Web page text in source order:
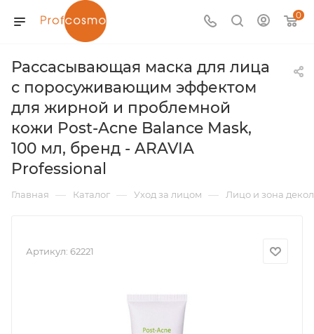
0
Рассасывающая маска для лица
с поросуживающим эффектом
для жирной и проблемной
кожи Post-Acne Balance Mask,
100 мл, бренд - ARAVIA
Professional
Главная — Каталог — Уход за лицом — Лицо и зона
Артикул: 62221